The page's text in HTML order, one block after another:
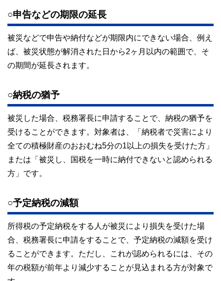
○申告などの期限の延長
被災などで申告や納付などが期限内にできない場合、例え
ば、被災状態が解消された日から2ヶ月以内の範囲で、そ
の期間が延長されます。
○納税の猶予
被災した場合、税務署長に申請することで、納税の猶予を
受けることができます。対象者は、「納税者で災害により
全ての積極財産のおおむね5分の1以上の損失を受けた方」
または「被災し、国税を一時に納付できないと認められる
方」です。
○予定納税の減額
所得税の予定納税をする人が被災により損失を受けた場
合、税務署長に申請をすることで、予定納税の減額を受け
ることができます。ただし、これが認められるには、その
年の税額が前年より減少することが見込まれる方が対象で